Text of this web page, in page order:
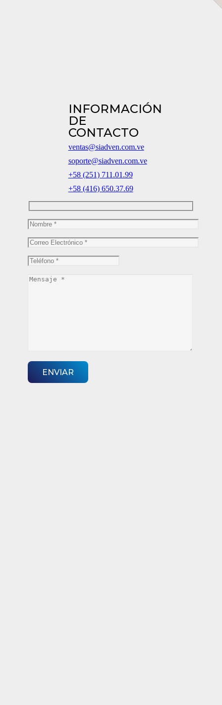
INFORMACIÓN
DE
CONTACTO
ventas@siadven.com.ve
soporte@siadven.com.ve
+58 (251) 711.01.99
+58 (416) 650.37.69